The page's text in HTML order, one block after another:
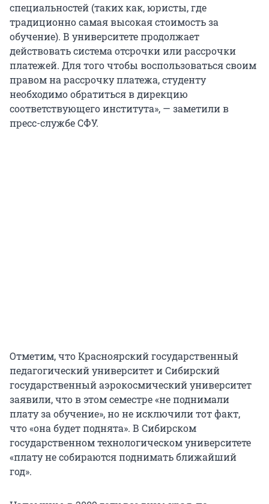
специальностей (таких как, юристы, где
традиционно самая высокая стоимость за
обучение). В университете продолжает
действовать система отсрочки или рассрочки
платежей. Для того чтобы воспользоваться своим
правом на рассрочку платежа, студенту
необходимо обратиться в дирекцию
соответствующего института», — заметили в
пресс-службе СФУ.
Отметим, что Красноярский государственный
педагогический университет и Сибирский
государственный аэрокосмический университет
заявили, что в этом семестре «не поднимали
плату за обучение», но не исключили тот факт,
что «она будет поднята». В Сибирском
государственном технологическом университете
«плату не собираются поднимать ближайший
год».